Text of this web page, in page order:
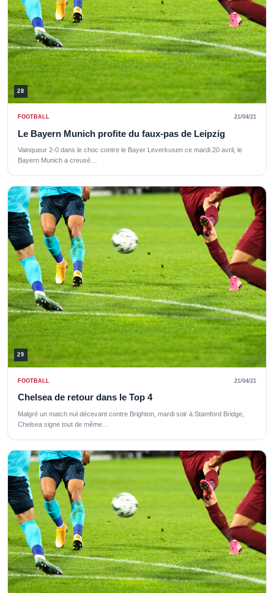
28
FOOTBALL 21/04/21
Le Bayern Munich profite du faux-pas de Leipzig
Vainqueur 2-0 dans le choc contre le Bayer Leverkusen ce mardi 20 avril, le
Bayern Munich a creusé…
29
FOOTBALL 21/04/21
Chelsea de retour dans le Top 4
Malgré un match nul décevant contre Brighton, mardi soir à Stamford Bridge,
Chelsea signe tout de même…